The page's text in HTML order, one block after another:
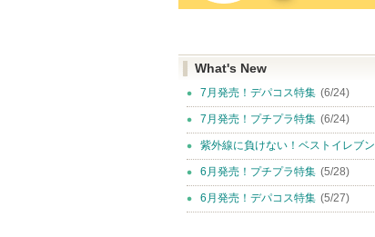
What's New
7月発売！デパコス特集 (6/24)
7月発売！プチプラ特集 (6/24)
紫外線に負けない！ベストイレブン
6月発売！プチプラ特集 (5/28)
6月発売！デパコス特集 (5/27)